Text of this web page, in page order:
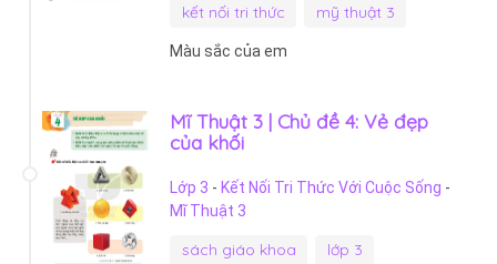
kết nối tri thức
mỹ thuật 3
Màu sắc của em
Mĩ Thuật 3 | Chủ đề 4: Vẻ đẹp
của khối
Lớp 3 - Kết Nối Tri Thức Với Cuộc Sống -
Mĩ Thuật 3
sách giáo khoa
lớp 3